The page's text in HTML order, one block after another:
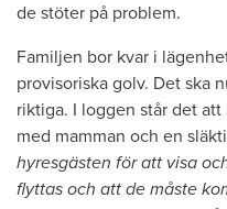
de stöter på problem.
Familjen bor kvar i
provisoriska golv. Det ska
riktiga. I loggen står det
med mamman och en
hyresgästen för att visa
flyttas och att de måste